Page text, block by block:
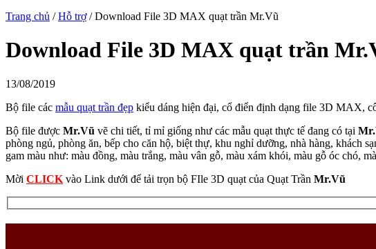
Trang chủ /Hỗ trợ/Download File 3D MAX quạt trần Mr.Vũ
Download File 3D MAX quạt trần
13/08/2019
Bộ file các mẫu quạt trần đẹp kiểu dáng hiện đại, cổ điển định dạng file 3D MAX,
Bộ file được Mr.Vũ vẽ chi tiết, tỉ mỉ giống như các mẫu quạt thực tế đang có tại
phòng ngủ, phòng ăn, bếp cho căn hộ, biệt thự, khu nghỉ dưỡng, nhà hàng, khách
gam màu như: màu đồng, màu trắng, màu vân gỗ, màu xám khói, màu gỗ óc chó,
Mời CLICK vào Link dưới để tải trọn bộ FIle 3D quạt của Quạt Trần Mr.Vũ